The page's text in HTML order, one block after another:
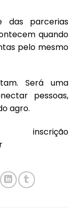
das parcerias
quando
pelo mesmo
Será uma
pessoas,
agro.